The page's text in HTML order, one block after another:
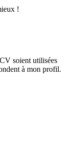
!
soient utilisées
à mon profil.